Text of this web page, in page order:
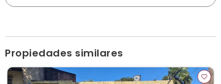
Propiedades similares